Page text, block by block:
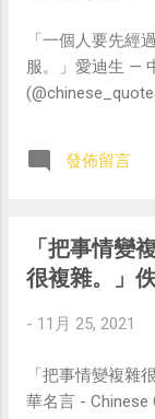
「一個人要先經
服。」愛迪生 —
發佈留言
「把事情變
很複雜。」
- 11月 25, 2021
「把事情變複雜
華名言 - Chinese